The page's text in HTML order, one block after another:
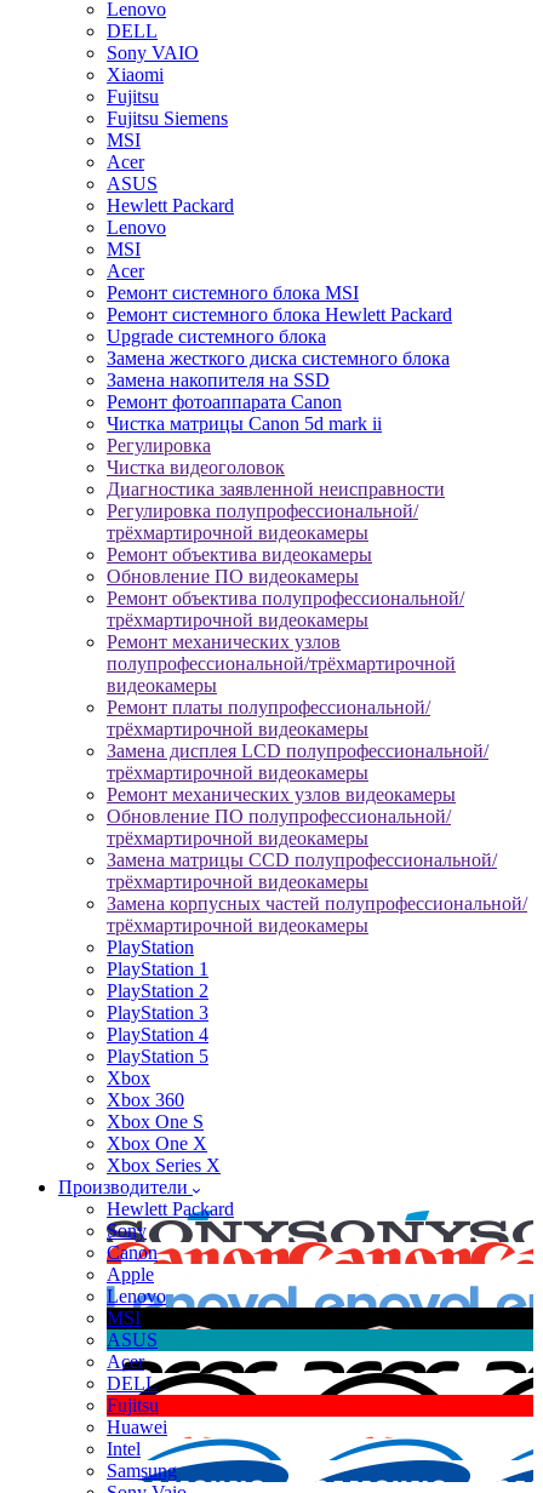
Lenovo
DELL
Sony VAIO
Xiaomi
Fujitsu
Fujitsu Siemens
MSI
Acer
ASUS
Hewlett Packard
Lenovo
MSI
Acer
Ремонт системного блока MSI
Ремонт системного блока Hewlett Packard
Upgrade системного блока
Замена жесткого диска системного блока
Замена накопителя на SSD
Ремонт фотоаппарата Canon
Чистка матрицы Canon 5d mark ii
Регулировка
Чистка видеоголовок
Диагностика заявленной неисправности
Регулировка полупрофессиональной/
трёхмартирочной видеокамеры
Ремонт объектива видеокамеры
Обновление ПО видеокамеры
Ремонт объектива полупрофессиональной/
трёхмартирочной видеокамеры
Ремонт механических узлов
полупрофессиональной/трёхмартирочной
видеокамеры
Ремонт платы полупрофессиональной/
трёхмартирочной видеокамеры
Замена дисплея LCD полупрофессиональной/
трёхмартирочной видеокамеры
Ремонт механических узлов видеокамеры
Обновление ПО полупрофессиональной/
трёхмартирочной видеокамеры
Замена матрицы CCD полупрофессиональной/
трёхмартирочной видеокамеры
Замена корпусных частей полупрофессиональной/
трёхмартирочной видеокамеры
PlayStation
PlayStation 1
PlayStation 2
PlayStation 3
PlayStation 4
PlayStation 5
Xbox
Xbox 360
Xbox One S
Xbox One X
Xbox Series X
Производители
Hewlett Packard
Sony
Canon
Apple
Lenovo
MSI
ASUS
Acer
DELL
Fujitsu
Huawei
Intel
Samsung